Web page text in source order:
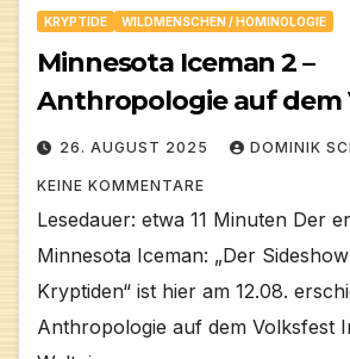
KRYPTIDE WILDMENSCHEN / HOMINOLOGIE
Minnesota Iceman 2 –
Anthropologie auf dem
26. AUGUST 2025 DOMINIK
KEINE KOMMENTARE
Lesedauer: etwa 11 Minuten Der
Minnesota Iceman: „Der
Kryptiden“ ist hier am 12.08.
Anthropologie auf dem Volksfest